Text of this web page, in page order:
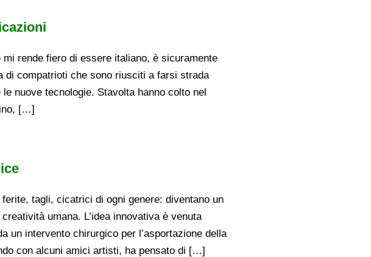
mi rende fiero di essere italiano, è sicuramente
di compatrioti che sono riusciti a farsi strada
nuove tecnologie. Stavolta hanno colto nel
[…]
tagli, cicatrici di ogni genere: diventano un
umana. L’idea innovativa è venuta
un intervento chirurgico per l’asportazione della
con alcuni amici artisti, ha pensato di […]